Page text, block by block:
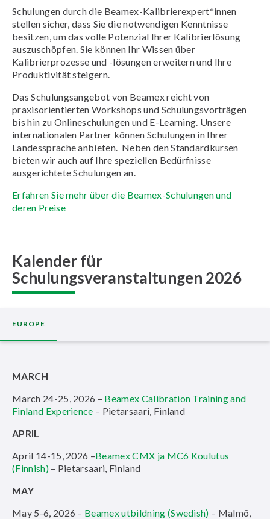
Schulungen durch die Beamex-Kalibrierexpert*innen
stellen sicher, dass Sie die notwendigen Kenntnisse
besitzen, um das volle Potenzial Ihrer Kalibrierlösung
auszuschöpfen. Sie können Ihr Wissen über
Kalibrierprozesse und -lösungen erweitern und Ihre
Produktivität steigern.
Das Schulungsangebot von Beamex reicht von
praxisorientierten Workshops und Schulungsvorträgen
bis hin zu Onlineschulungen und E-Learning. Unsere
internationalen Partner können Schulungen in Ihrer
Landessprache anbieten. Neben den Standardkursen
bieten wir auch auf Ihre speziellen Bedürfnisse
ausgerichtete Schulungen an.
Erfahren Sie mehr über die Beamex-Schulungen und
deren Preise
Kalender für
Schulungsveranstaltungen 2026
EUROPE
MARCH
March 24-25, 2026 – Beamex Calibration Training and
Finland Experience – Pietarsaari, Finland
APRIL
April 14-15, 2026 –Beamex CMX ja MC6 Koulutus
(Finnish)– Pietarsaari, Finland
MAY
May 5-6, 2026 – Beamex utbildning (Swedish) – Malmö,